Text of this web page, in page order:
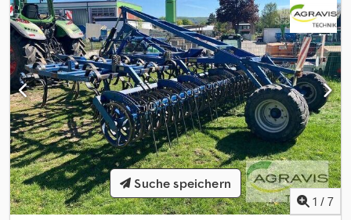
1 / 7
Suche speichern